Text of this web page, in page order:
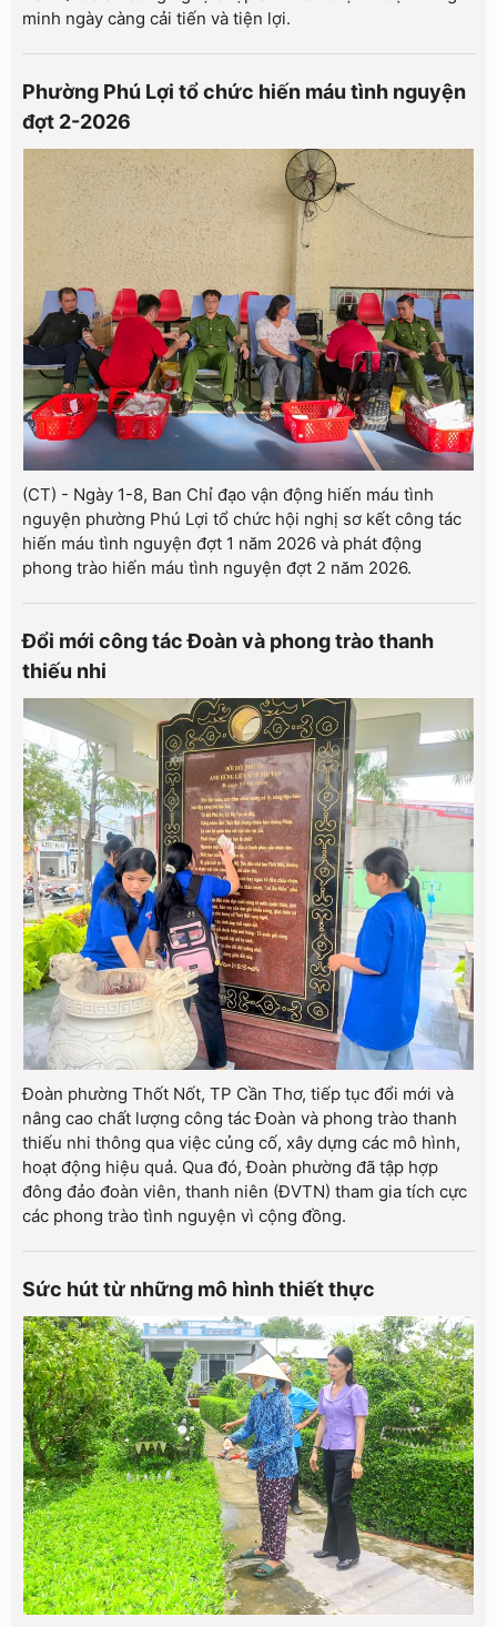
minh ngày càng cải tiến và tiện lợi.
Phường Phú Lợi tổ chức hiến máu tình nguyện
đợt 2-2026
(CT) - Ngày 1-8, Ban Chỉ đạo vận động hiến máu tình
nguyện phường Phú Lợi tổ chức hội nghị sơ kết công tác
hiến máu tình nguyện đợt 1 năm 2026 và phát động
phong trào hiến máu tình nguyện đợt 2 năm 2026.
Đổi mới công tác Đoàn và phong trào thanh
thiếu nhi
Đoàn phường Thốt Nốt, TP Cần Thơ, tiếp tục đổi mới và
nâng cao chất lượng công tác Đoàn và phong trào thanh
thiếu nhi thông qua việc củng cố, xây dựng các mô hình,
hoạt động hiệu quả. Qua đó, Đoàn phường đã tập hợp
đông đảo đoàn viên, thanh niên (ĐVTN) tham gia tích cực
các phong trào tình nguyện vì cộng đồng.
Sức hút từ những mô hình thiết thực